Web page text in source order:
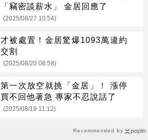
Recommended by
「竊密談薪水」 金居回應了
(2025/08/27 10:54)
才被處置！金居驚爆1093萬違約
交割
(2025/08/20 08:58)
第一次放空就挑「金居」！ 漲停
買不回他著急 專家不忍說話了
(2025/08/19 11:12)